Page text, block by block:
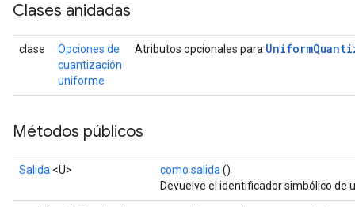
Clases anidadas
clase
Opciones de
cuantización
uniforme
Atributos opcionales para Uniform
Métodos públicos
Salida <U> como salida ()
Devuelve el identificador simbólico de